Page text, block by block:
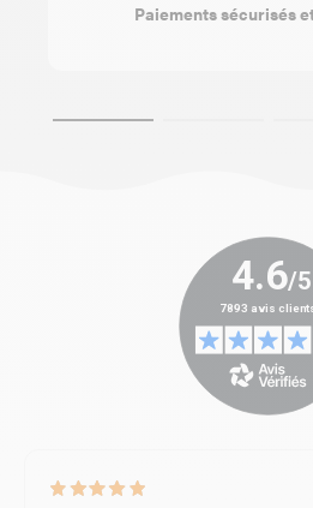
Paiements sécurisés